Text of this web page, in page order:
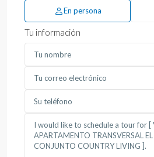
En persona
Tu información